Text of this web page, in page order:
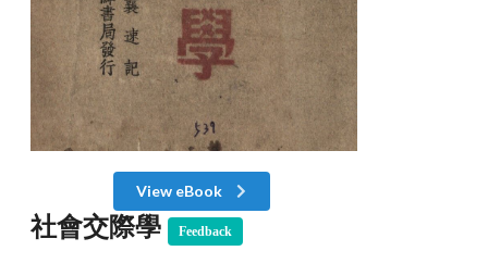
View eBook
社會交際學 Feedback